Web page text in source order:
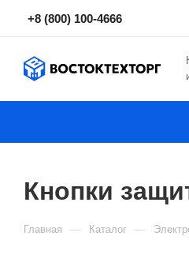
+8 (800) 100-4666
Кнопки
Главная — Каталог —